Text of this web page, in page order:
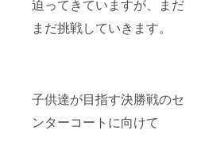
迫ってきていますが、まだ
まだ挑戦していきます。
子供達が目指す決勝戦のセ
ンターコートに向けて